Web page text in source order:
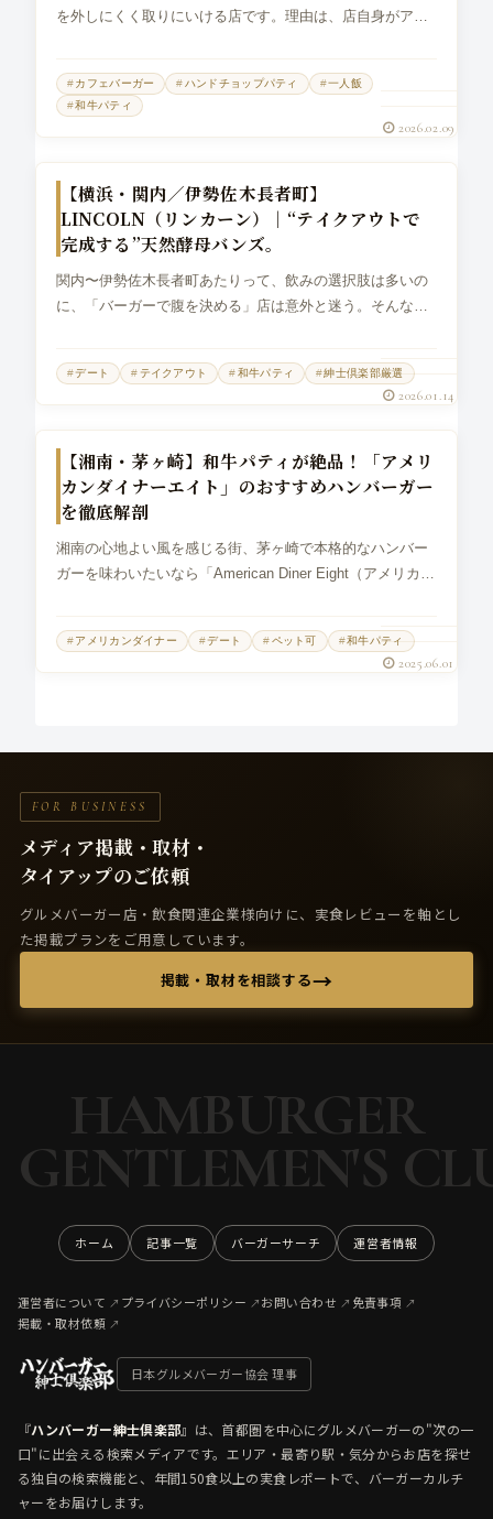
を外しにくく取りにいける店です。理由は、店自身がアメ
クフワのブリオッシュだと...
2026.02.09
カフェバーガー ハンドチョップパティ
一人飯
和牛パティ
【横浜・関内／伊勢佐木長者町】
LINCOLN（リンカーン）｜“テイクアウトで
完成する”天然酵母バンズ。
関内〜伊勢佐木長者町あたりって、飲みの選択肢は多いの
に、「バーガーで腹を決める」店は意外と迷う。そんな時
設計されているバーガ...
2026.01.14
デート テイクアウト 和牛パティ 紳士倶楽部厳選
【湘南・茅ヶ崎】和牛パティが絶品！「アメリ
カンダイナーエイト」のおすすめハンバーガー
を徹底解剖
湘南の心地よい風を感じる街、茅ヶ崎で本格的なハンバー
ガーを味わいたいなら「American Diner Eight（アメリカン
れる人気の...
2025.06.01
アメリカンダイナー デート ペット可 和牛パティ
FOR BUSINESS
メディア掲載・取材・
タイアップのご依頼
グルメバーガー店・飲食関連企業様向けに、実食レビューを軸とし
た掲載プランをご用意しています。
掲載・取材を相談する→
HAMBURGER
GENTLEMEN'S
ホーム 記事一覧 バーガーサーチ 運営者情報
運営者について プライバシーポリシー お問い合わせ
免責事項
掲載・取材依頼
日本グルメバーガー協会 理事
『ハンバーガー紳士倶楽部』は、首都圏を中心にグルメバーガーの"次の一
口"に出会える検索メディアです。エリア・最寄り駅・気分からお店を探せ
る独自の検索機能と、年間150食以上の実食レポートで、バーガーカルチ
ャーをお届けします。